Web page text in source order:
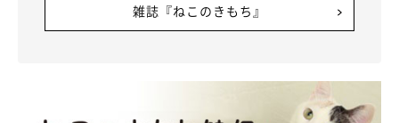
雑誌『ねこのきもち』